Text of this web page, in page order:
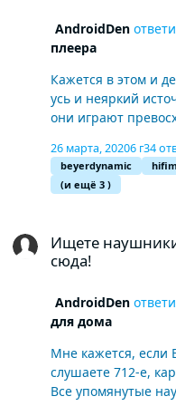
AndroidDen
плеера
Кажется в этом и
усь и неяркий
они играют
26 марта, 20206 г34
beyerdynamic
(и ещё 3 )
Ищете
сюда!
AndroidDen
для дома
Мне кажется, если
слушаете 712-е,
Все упомянутые